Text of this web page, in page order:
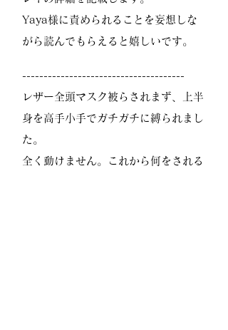
Yaya様に責められることを妄想しな
がら読んでもらえると嬉しいです。
--------------------------------------
レザー全頭マスク被らされまず、上半
身を高手小手でガチガチに縛られまし
た。
全く動けません。これから何をされる